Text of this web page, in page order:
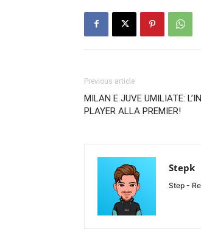
Previous article
MILAN E JUVE UMILIATE:
PLAYER ALLA PREMIER!
Stepk
Step -